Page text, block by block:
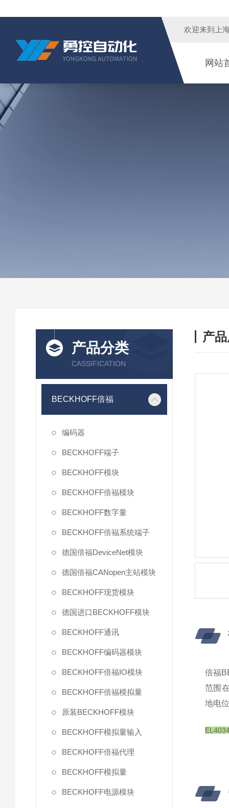
欢迎来到 上
网站
产品分类
CASSIFICATION
BECKHOFF倍福
编码器
BECKHOFF端子
BECKHOFF模块
BECKHOFF倍福模块
BECKHOFF数字量
BECKHOFF倍福系统端子
德国倍福DeviceNet模块
德国倍福CANopen主站模块
BECKHOFF现货模块
德国进口BECKHOFF模块
BECKHOFF通讯
BECKHOFF编码器模块
BECKHOFF倍福IO模块
BECKHOFF倍福模拟量
原装BECKHOFF模块
BECKHOFF模拟量输入
BECKHOFF倍福代理
BECKHOFF模拟量
BECKHOFF电源模块
产
倍福
范围
地电